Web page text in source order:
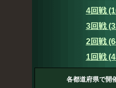
4回戦
3回戦
2回戦
1回戦
各都道府県で開